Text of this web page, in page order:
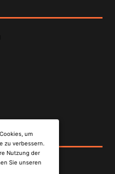
um
zu verbessern.
Nutzung der
Sie unseren